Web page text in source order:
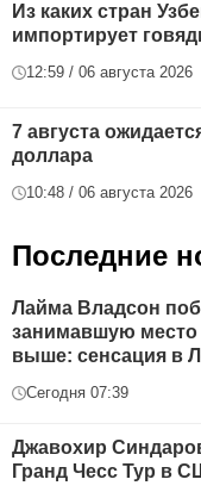
Из каких стран
импортирует
12:59 / 06 августа 2026
7 августа
доллара
10:48 / 06 августа 2026
Последние
Лайма Владсон
занимавшую место
выше: сенсация в
Сегодня 07:39
Джавохир
Гранд Чесс Тур в